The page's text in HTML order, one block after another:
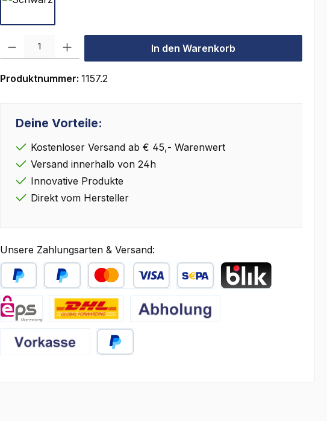
Produkt Anzahl: Gib den gewünschten Wert ein oder benutze die Schaltflächen
In den Warenkorb
Produktnummer: 1157.2
Deine Vorteile:
Kostenloser Versand ab € 45,- Warenwert
Versand innerhalb von 24h
Innovative Produkte
Direkt vom Hersteller
Unsere Zahlungsarten & Versand:
PayPal Später BezahlenKredit- oder Debitkarte
Abholung